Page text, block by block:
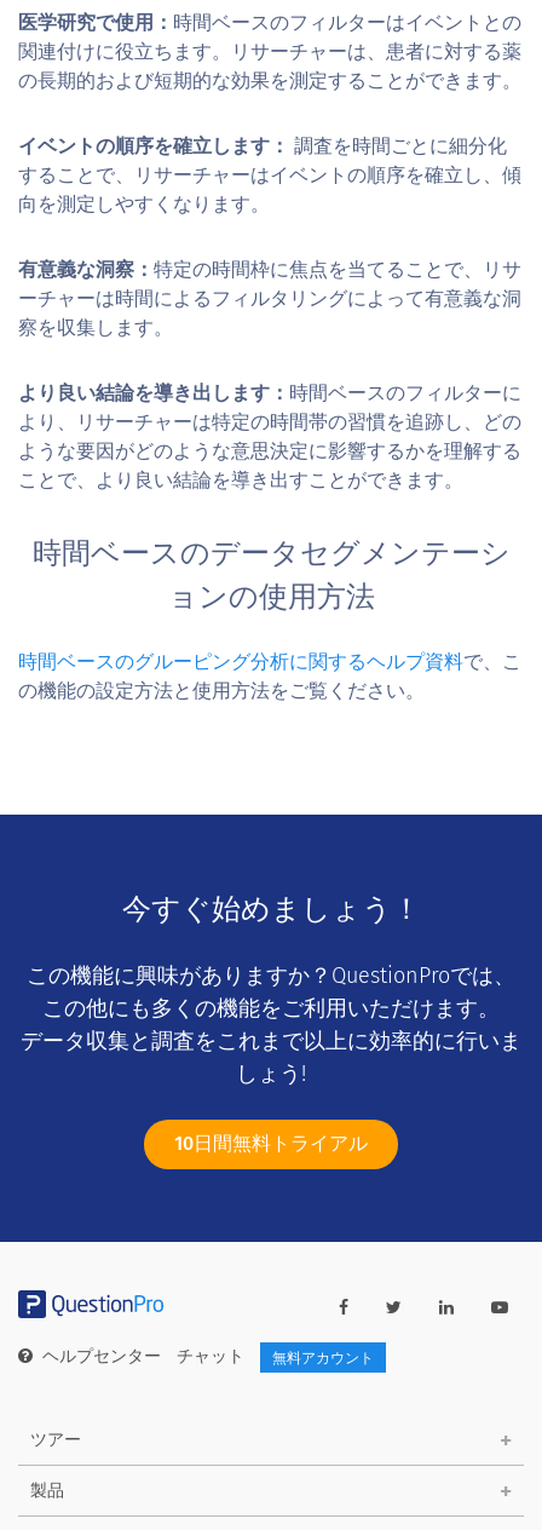
医学研究で使用： 時間ベースのフィルターはイベントとの
関連付けに役立ちます。リサーチャーは、患者に対する薬
の長期的および短期的な効果を測定することができます。
イベントの順序を確立します： 調査を時間ごとに細分化
することで、リサーチャーはイベントの順序を確立し、傾
向を測定しやすくなります。
有意義な洞察： 特定の時間枠に焦点を当てることで、リサ
ーチャーは時間によるフィルタリングによって有意義な洞
察を収集します。
より良い結論を導き出します： 時間ベースのフィルターに
より、リサーチャーは特定の時間帯の習慣を追跡し、どの
ような要因がどのような意思決定に影響するかを理解する
ことで、より良い結論を導き出すことができます。
時間ベースのデータセグメンテーシ
ョンの使用方法
時間ベースのグルーピング分析に関するヘルプ資料で、こ
の機能の設定方法と使用方法をご覧ください。
今すぐ始めましょう！
この機能に興味がありますか？QuestionProでは、
この他にも多くの機能をご利用いただけます。
データ収集と調査をこれまで以上に効率的に行いま
しょう!
10日間無料トライアル
ヘルプセンター チャット 無料アカウント
ツアー
製品